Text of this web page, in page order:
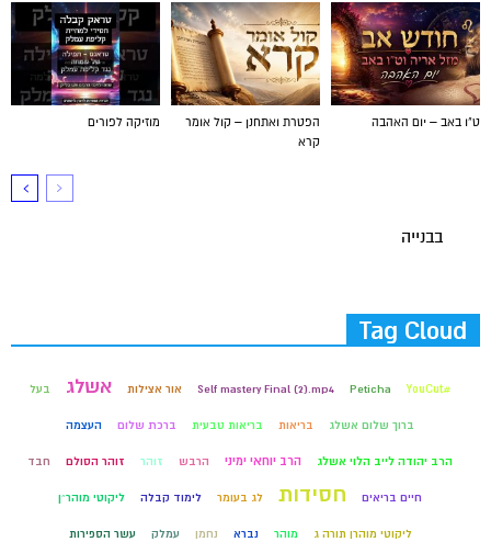
מוזיקה לפורים
הפטרת ואתחנן – קול אומר
קרא
ט"ו באב – יום האהבה
בבנייה
Tag Cloud
#YouCut
Peticha
Self mastery Final (2).mp4 אור אצילות אשלג בעל
ברוך שלום אשלג בריאות בריאות טבעית ברכת שלום העצמה
הרב יהודה לייב הלוי אשלג הרב יוחאי ימיני הרבש זוהר זוהר הסולם חבד
חיים בריאים חסידות לג בעומר לימוד קבלה ליקוטי מוהר״ן
ליקוטי מוהרן תורה ג מוהר נברא נחמן עמלק עשר הספירות